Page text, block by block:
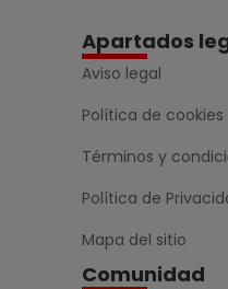
Apartados
Aviso legal
Política de cookies
Términos y
Política de
Mapa del sitio
Comunidad